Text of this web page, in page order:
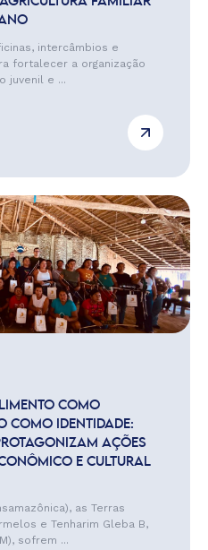
intercâmbios e
fortalecer a organização
juvenil e ...
COMO
COMO IDENTIDADE:
AÇÕES
E CULTURAL
as Terras
e Tenharim Gleba B,
sofrem ...